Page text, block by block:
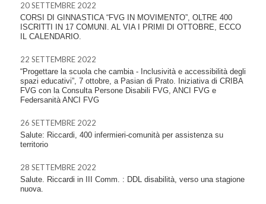
20 SETTEMBRE 2022
CORSI DI GINNASTICA “FVG IN MOVIMENTO”, OLTRE 400
ISCRITTI IN 17 COMUNI. AL VIA I PRIMI DI OTTOBRE, ECCO
IL CALENDARIO.
22 SETTEMBRE 2022
“Progettare la scuola che cambia - Inclusività e accessibilità degli
spazi educativi”, 7 ottobre, a Pasian di Prato. Iniziativa di CRIBA
FVG con la Consulta Persone Disabili FVG, ANCI FVG e
Federsanità ANCI FVG
26 SETTEMBRE 2022
Salute: Riccardi, 400 infermieri-comunità per assistenza su
territorio
28 SETTEMBRE 2022
Salute. Riccardi in III Comm. : DDL disabilità, verso una stagione
nuova.